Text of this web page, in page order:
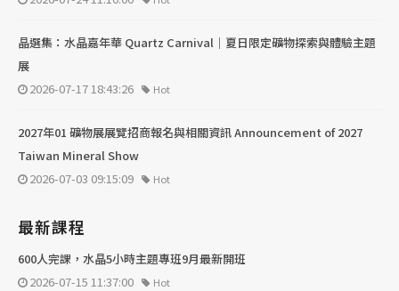
晶選集：水晶嘉年華 Quartz Carnival｜夏日限定礦物探索與體驗主題
展
2026-07-17 18:43:26
Hot
2027年01 礦物展展覽招商報名與相關資訊 Announcement of 2027
Taiwan Mineral Show
2026-07-03 09:15:09
Hot
最新課程
600人完課，水晶5小時主題專班9月最新開班
2026-07-15 11:37:00
Hot